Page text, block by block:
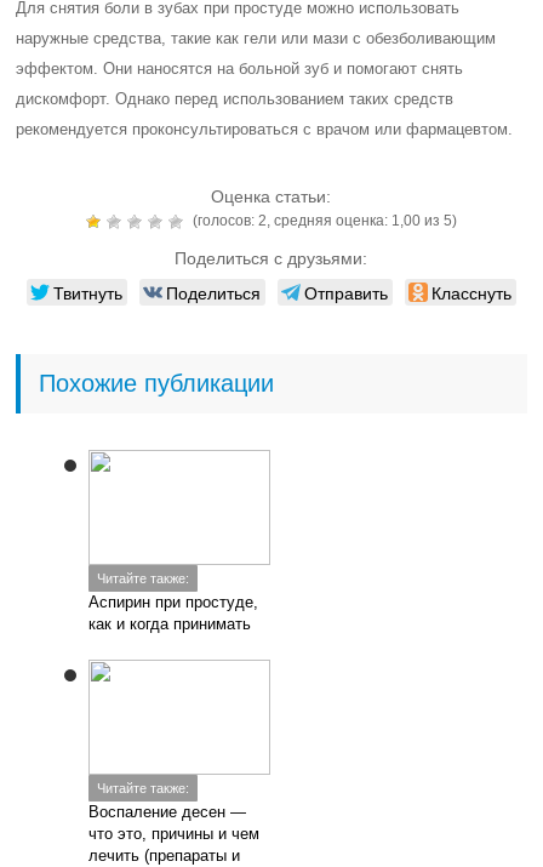
Для снятия боли в зубах при простуде можно использовать
наружные средства, такие как гели или мази с обезболивающим
эффектом. Они наносятся на больной зуб и помогают снять
дискомфорт. Однако перед использованием таких средств
рекомендуется проконсультироваться с врачом или фармацевтом.
Оценка статьи:
(голосов: 2, средняя оценка: 1,00из 5)
Поделиться с друзьями:
Твитнуть Поделиться Отправить Класснуть
Похожие публикации
Читайте также:
Аспирин при простуде,
как и когда принимать
Читайте также:
Воспаление десен —
что это, причины и чем
лечить (препараты и